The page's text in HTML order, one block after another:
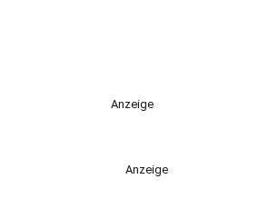
Anzeige
Anzeige